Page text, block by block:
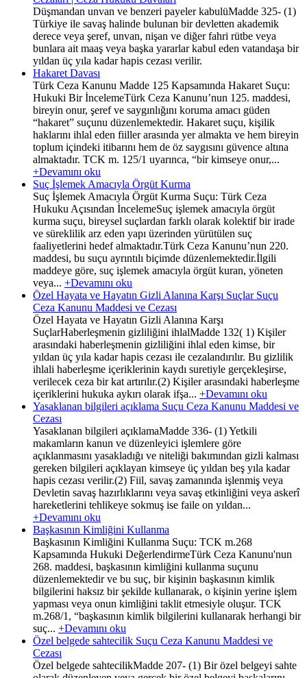
Düşmandan unvan ve benzeri payeler kabulüMadde 325- (1)
Türkiye ile savaş halinde bulunan bir devletten akademik
derece veya şeref, unvan, nişan ve diğer fahri rütbe veya
bunlara ait maaş veya başka yararlar kabul eden vatandaşa bir
yıldan üç yıla kadar hapis cezası verilir.
Hakaret Davası
Türk Ceza Kanunu Madde 125 Kapsamında Hakaret Suçu:
Hukuki Bir İncelemeTürk Ceza Kanunu’nun 125. maddesi,
bireyin onur, şeref ve saygınlığını koruma amacı güden
“hakaret” suçunu düzenlemektedir. Hakaret suçu, kişilik
haklarını ihlal eden fiiller arasında yer almakta ve hem bireyin
toplum içindeki itibarını hem de öz saygısını güvence altına
almaktadır. TCK m. 125/1 uyarınca, “bir kimseye onur,...
+Devamını oku
Suç İşlemek Amacıyla Örgüt Kurma
Suç İşlemek Amacıyla Örgüt Kurma Suçu: Türk Ceza
Hukuku Açısından İncelemeSuç işlemek amacıyla örgüt
kurma suçu, bireysel suçlardan farklı olarak kolektif bir irade
ve süreklilik arz eden yapı üzerinden yürütülen suç
faaliyetlerini hedef almaktadır.Türk Ceza Kanunu’nun 220.
maddesi, bu suçu ayrıntılı biçimde düzenlemektedir.İlgili
maddeye göre, suç işlemek amacıyla örgüt kuran, yöneten
veya... +Devamını oku
Özel Hayata ve Hayatın Gizli Alanına Karşı Suçlar Suçu
Ceza Kanunu Maddesi ve Cezası
Özel Hayata ve Hayatın Gizli Alanına Karşı
SuçlarHaberleşmenin gizliliğini ihlalMadde 132( 1) Kişiler
arasındaki haberleşmenin gizliliğini ihlal eden kimse, bir
yıldan üç yıla kadar hapis cezası ile cezalandırılır. Bu gizlilik
ihlali haberleşme içeriklerinin kaydı suretiyle gerçekleşirse,
verilecek ceza bir kat artırılır.(2) Kişiler arasındaki haberleşme
içeriklerini hukuka aykırı olarak ifşa... +Devamını oku
Yasaklanan bilgileri açıklama Suçu Ceza Kanunu Maddesi ve
Cezası
Yasaklanan bilgileri açıklamaMadde 336- (1) Yetkili
makamların kanun ve düzenleyici işlemlere göre
açıklanmasını yasakladığı ve niteliği bakımından gizli kalması
gereken bilgileri açıklayan kimseye üç yıldan beş yıla kadar
hapis cezası verilir.(2) Fiil, savaş zamanında işlenmiş veya
Devletin savaş hazırlıklarını veya savaş etkinliğini veya askerî
hareketlerini tehlikeye sokmuş ise faile on yıldan...
+Devamını oku
Başkasının Kimliğini Kullanma
Başkasının Kimliğini Kullanma Suçu: TCK m.268
Kapsamında Hukuki DeğerlendirmeTürk Ceza Kanunu'nun
268. maddesi, başkasının kimliğini kullanma suçunu
düzenlemektedir ve bu suç, bir kişinin başkasının kimlik
bilgilerini haksız bir şekilde kullanarak, o kişinin yerine işlem
yapması veya onun kimliğini taklit etmesiyle oluşur. TCK
m.268/1, “başkasının kimlik bilgilerini kullanarak herhangi bir
suç... +Devamını oku
Özel belgede sahtecilik Suçu Ceza Kanunu Maddesi ve
Cezası
Özel belgede sahtecilikMadde 207- (1) Bir özel belgeyi sahte